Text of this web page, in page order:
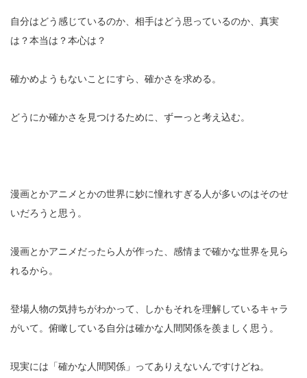
自分はどう感じているのか、相手はどう思っているのか、真実
は？本当は？本心は？
確かめようもないことにすら、確かさを求める。
どうにか確かさを見つけるために、ずーっと考え込む。
漫画とかアニメとかの世界に妙に憧れすぎる人が多いのはそのせ
いだろうと思う。
漫画とかアニメだったら人が作った、感情まで確かな世界を見ら
れるから。
登場人物の気持ちがわかって、しかもそれを理解しているキャラ
がいて。俯瞰している自分は確かな人間関係を羨ましく思う。
現実には「確かな人間関係」ってありえないんですけどね。